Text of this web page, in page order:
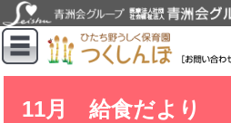
11月 給食だより